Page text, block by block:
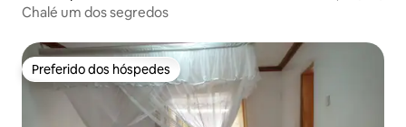
Chalé um dos segredos
Preferido dos hóspedes
Preferido dos hóspedes